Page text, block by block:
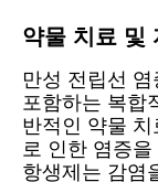
약물 치료 및
만성 전립선
포함하는 복합
반적인 약물
로 인한 염증
항생제는 감염